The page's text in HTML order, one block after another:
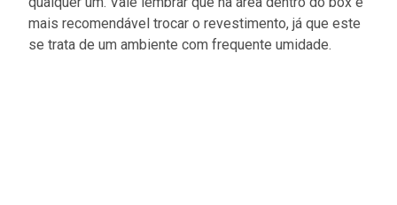
mais recomendável trocar o revestimento, já que este
se trata de um ambiente com frequente umidade.